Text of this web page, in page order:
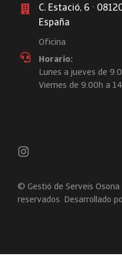
C. Estació, 6 ·
España
Oficina
Horario:
Lunes a jueves de
Viernes de 9.00h a
© Gestió de Serveis
reservados. Desarrollado